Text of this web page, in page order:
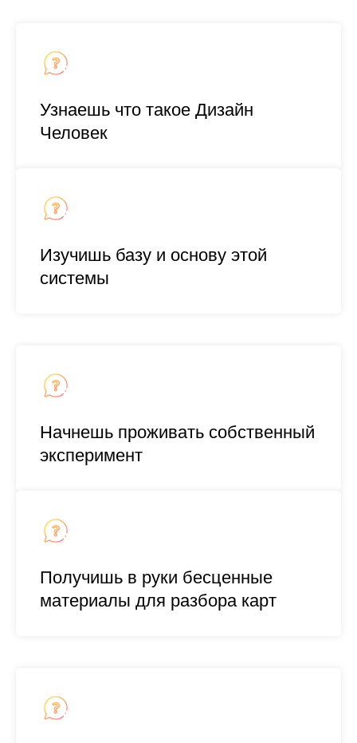
Узнаешь что такое Дизайн
Человек
Изучишь базу и основу этой
системы
Начнешь проживать собственный
эксперимент
Получишь в руки бесценные
материалы для разбора карт